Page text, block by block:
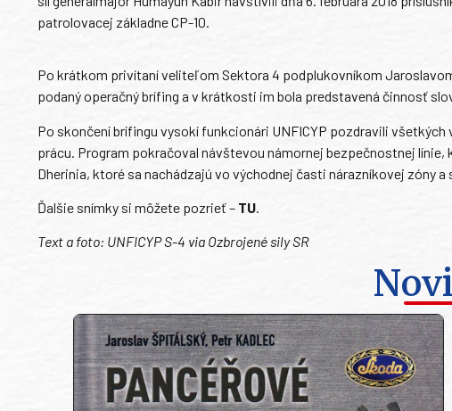
patrolovacej základne CP-10.
Po krátkom privítaní veliteľom Sektora 4 podplukovníkom
podaný operačný brífing a v krátkosti im bola predstavená činnosť
Po skončení brífingu vysokí funkcionári UNFICYP pozdravili
prácu. Program pokračoval návštevou námornej bezpečnostnej
Dherinia, ktoré sa nachádzajú vo východnej časti nárazníkovej zóny a
Ďalšie snímky si môžete pozrieť – TU.
Text a foto: UNFICYP S-4 via Ozbrojené sily SR